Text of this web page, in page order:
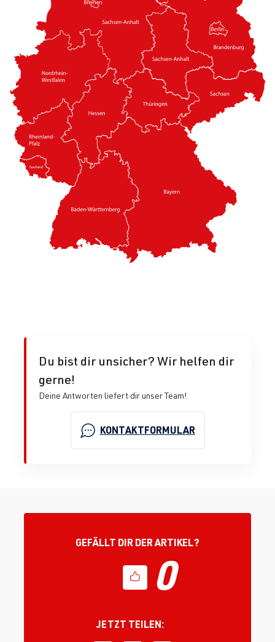
Du bist dir unsicher? Wir helfen dir
gerne!
Deine Antworten liefert dir unser Team!
KONTAKTFORMULAR
GEFÄLLT DIR DER ARTIKEL?
0
JETZT TEILEN: